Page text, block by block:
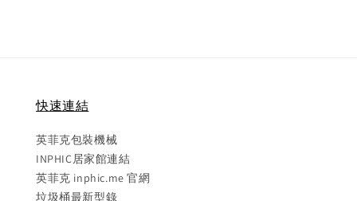
快速連結
英菲克包裝機械
INPHIC居家館連結
英菲克 inphic.me 官網
垃圾桶最新型錄